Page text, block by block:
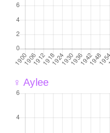
♀ Aylee